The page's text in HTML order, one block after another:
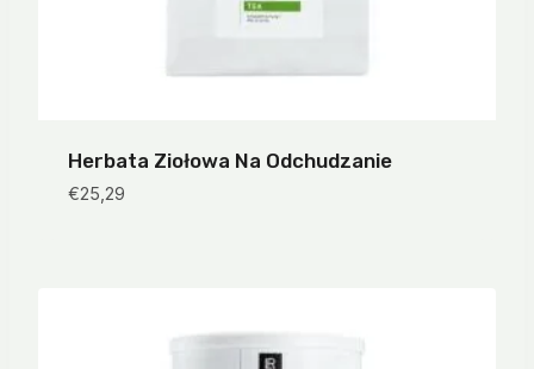
Herbata Ziołowa Na Odchudzanie
€25,29